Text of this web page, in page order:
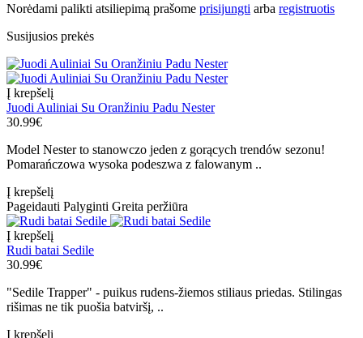
Norėdami palikti atsiliepimą prašome prisijungti arba registruotis
Susijusios prekės
Į krepšelį
Juodi Auliniai Su Oranžiniu Padu Nester
30.99€
Model Nester to stanowczo jeden z gorących trendów sezonu!
Pomarańczowa wysoka podeszwa z falowanym ..
Į krepšelį
Pageidauti Palyginti Greita peržiūra
Į krepšelį
Rudi batai Sedile
30.99€
"Sedile Trapper" - puikus rudens-žiemos stiliaus priedas. Stilingas
rišimas ne tik puošia batviršį, ..
Į krepšelį